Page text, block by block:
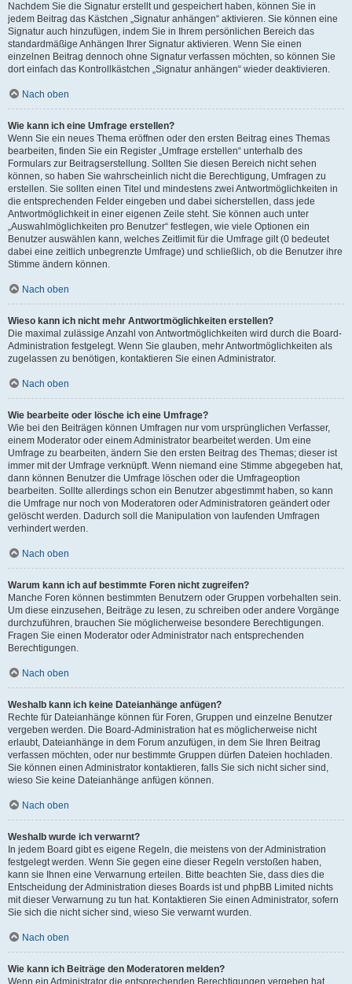
Nachdem Sie die Signatur erstellt und gespeichert haben, können Sie in
jedem Beitrag das Kästchen „Signatur anhängen“ aktivieren. Sie können eine
Signatur auch hinzufügen, indem Sie in Ihrem persönlichen Bereich das
standardmäßige Anhängen Ihrer Signatur aktivieren. Wenn Sie einen
einzelnen Beitrag dennoch ohne Signatur verfassen möchten, so können Sie
dort einfach das Kontrollkästchen „Signatur anhängen“ wieder deaktivieren.
Nach oben
Wie kann ich eine Umfrage erstellen?
Wenn Sie ein neues Thema eröffnen oder den ersten Beitrag eines Themas
bearbeiten, finden Sie ein Register „Umfrage erstellen“ unterhalb des
Formulars zur Beitragserstellung. Sollten Sie diesen Bereich nicht sehen
können, so haben Sie wahrscheinlich nicht die Berechtigung, Umfragen zu
erstellen. Sie sollten einen Titel und mindestens zwei Antwortmöglichkeiten in
die entsprechenden Felder eingeben und dabei sicherstellen, dass jede
Antwortmöglichkeit in einer eigenen Zeile steht. Sie können auch unter
„Auswahlmöglichkeiten pro Benutzer“ festlegen, wie viele Optionen ein
Benutzer auswählen kann, welches Zeitlimit für die Umfrage gilt (0 bedeutet
dabei eine zeitlich unbegrenzte Umfrage) und schließlich, ob die Benutzer ihre
Stimme ändern können.
Nach oben
Wieso kann ich nicht mehr Antwortmöglichkeiten erstellen?
Die maximal zulässige Anzahl von Antwortmöglichkeiten wird durch die Board-
Administration festgelegt. Wenn Sie glauben, mehr Antwortmöglichkeiten als
zugelassen zu benötigen, kontaktieren Sie einen Administrator.
Nach oben
Wie bearbeite oder lösche ich eine Umfrage?
Wie bei den Beiträgen können Umfragen nur vom ursprünglichen Verfasser,
einem Moderator oder einem Administrator bearbeitet werden. Um eine
Umfrage zu bearbeiten, ändern Sie den ersten Beitrag des Themas; dieser ist
immer mit der Umfrage verknüpft. Wenn niemand eine Stimme abgegeben hat,
dann können Benutzer die Umfrage löschen oder die Umfrageoption
bearbeiten. Sollte allerdings schon ein Benutzer abgestimmt haben, so kann
die Umfrage nur noch von Moderatoren oder Administratoren geändert oder
gelöscht werden. Dadurch soll die Manipulation von laufenden Umfragen
verhindert werden.
Nach oben
Warum kann ich auf bestimmte Foren nicht zugreifen?
Manche Foren können bestimmten Benutzern oder Gruppen vorbehalten sein.
Um diese einzusehen, Beiträge zu lesen, zu schreiben oder andere Vorgänge
durchzuführen, brauchen Sie möglicherweise besondere Berechtigungen.
Fragen Sie einen Moderator oder Administrator nach entsprechenden
Berechtigungen.
Nach oben
Weshalb kann ich keine Dateianhänge anfügen?
Rechte für Dateianhänge können für Foren, Gruppen und einzelne Benutzer
vergeben werden. Die Board-Administration hat es möglicherweise nicht
erlaubt, Dateianhänge in dem Forum anzufügen, in dem Sie Ihren Beitrag
verfassen möchten, oder nur bestimmte Gruppen dürfen Dateien hochladen.
Sie können einen Administrator kontaktieren, falls Sie sich nicht sicher sind,
wieso Sie keine Dateianhänge anfügen können.
Nach oben
Weshalb wurde ich verwarnt?
In jedem Board gibt es eigene Regeln, die meistens von der Administration
festgelegt werden. Wenn Sie gegen eine dieser Regeln verstoßen haben,
kann sie Ihnen eine Verwarnung erteilen. Bitte beachten Sie, dass dies die
Entscheidung der Administration dieses Boards ist und phpBB Limited nichts
mit dieser Verwarnung zu tun hat. Kontaktieren Sie einen Administrator, sofern
Sie sich die nicht sicher sind, wieso Sie verwarnt wurden.
Nach oben
Wie kann ich Beiträge den Moderatoren melden?
Wenn ein Administrator die entsprechenden Berechtigungen vergeben hat,